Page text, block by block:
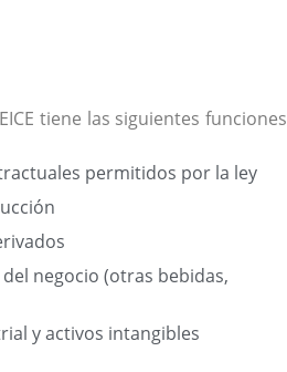
tiene las siguientes funciones
permitidos por la ley
negocio (otras bebidas,
y activos intangibles